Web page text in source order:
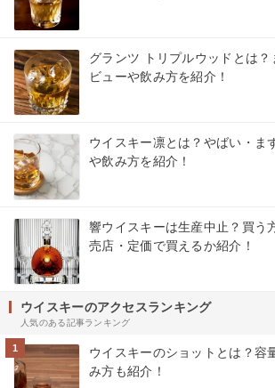
グランツ トリプルウッドとは？
ビューや飲み方を紹介！
ウイスキー凛とは？やばい・ま
や飲み方を紹介！
響ウイスキーは生産中止？買う
売店・定価で買えるか紹介！
ウイスキーのアクセスランキング
人気のある記事ランキング
1
ウイスキーのショットとは？容
み方も紹介！